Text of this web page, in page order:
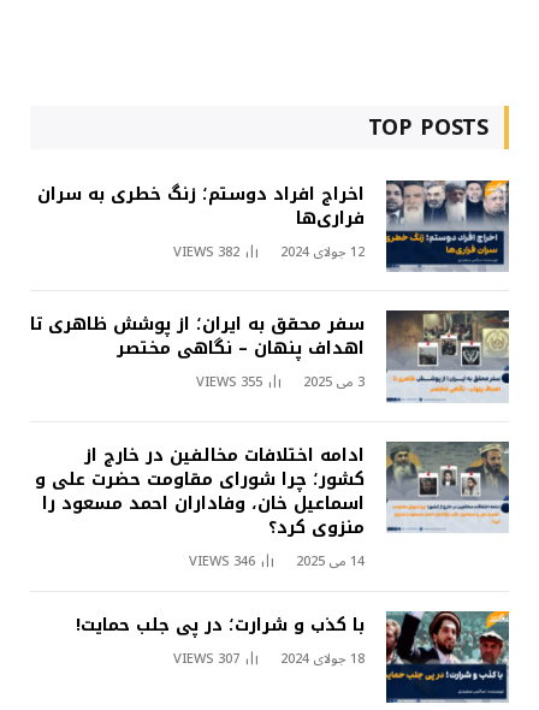
TOP POSTS
اخراج افراد دوستم؛ زنگ خطری به سران
فراری‌ها
12 جولای 2024 382
VIEWS
سفر محقق به ایران؛ از پوشش ظاهری تا
اهداف پنهان – نگاهی مختصر
3 می 2025 355
VIEWS
ادامه اختلافات مخالفین در خارج از
کشور؛ چرا شورای مقاومت حضرت علی و
اسماعیل خان، وفاداران احمد مسعود را
منزوی کرد؟
14 می 2025 346
VIEWS
با کذب و شرارت؛ در پی جلب حمایت!
18 جولای 2024 307
VIEWS